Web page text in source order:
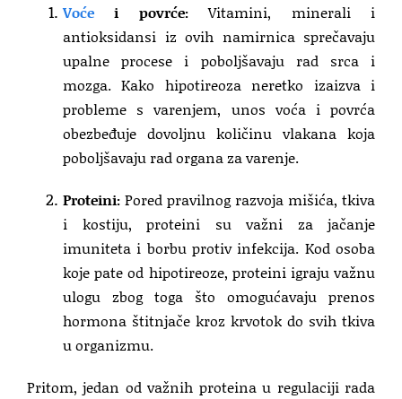
Voće i povrće:Vitamini, minerali i
antioksidansi iz ovih namirnica sprečavaju
upalne procese i poboljšavaju rad srca i
mozga. Kako hipotireoza neretko izaizva i
probleme s varenjem, unos voća i povrća
obezbeđuje dovoljnu količinu vlakana koja
poboljšavaju rad organa za varenje.
Proteini: Pored pravilnog razvoja mišića, tkiva
i kostiju, proteini su važni za jačanje
imuniteta i borbu protiv infekcija. Kod osoba
koje pate od hipotireoze, proteini igraju važnu
ulogu zbog toga što omogućavaju prenos
hormona štitnjače kroz krvotok do svih tkiva
u organizmu.
Pritom, jedan od važnih proteina u regulaciji rada